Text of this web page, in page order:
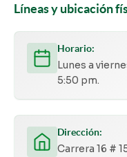
Líneas y ubicación
Horario:
Lunes a
5:50 pm.
Dirección:
Carrera 16 #